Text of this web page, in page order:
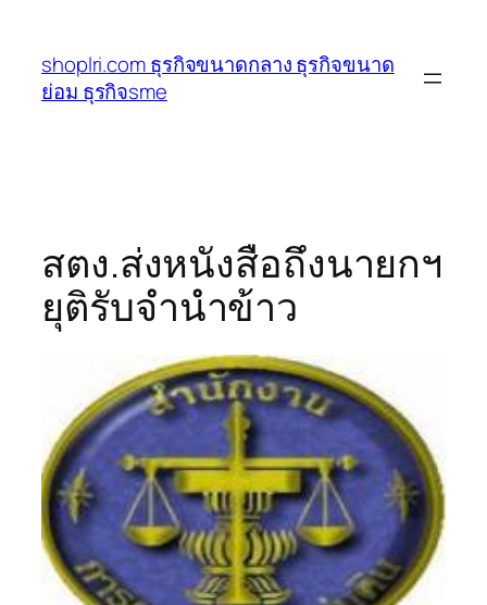
เนื้อหา
shoplri.com ธุรกิจขนาดกลาง ธุรกิจขนาด
ย่อม ธุรกิจsme
สตง.ส่งหนังสือถึงนายกฯ
ยุติรับจำนำข้าว